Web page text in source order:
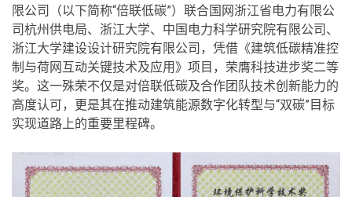
限公司（以下简称“倍联低碳”）联合国网浙江省电力有限公
司杭州供电局、浙江大学、中国电力科学研究院有限公司、
浙江大学建设设计研究院有限公司，凭借《建筑低碳精准控
制与荷网互动关键技术及应用》项目，荣膺科技进步奖二等
奖。这一殊荣不仅是对倍联低碳及合作团队技术创新能力的
高度认可，更是其在推动建筑能源数字化转型与“双碳”目标
实现道路上的重要里程碑。